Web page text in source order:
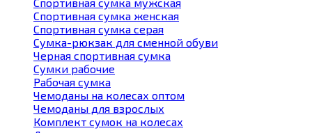
Спортивная сумка женская
Спортивная сумка серая
Сумка-рюкзак для сменной обуви
Черная спортивная сумка
Сумки рабочие
Рабочая сумка
Чемоданы на колесах оптом
Чемоданы для взрослых
Комплект сумок на колесах